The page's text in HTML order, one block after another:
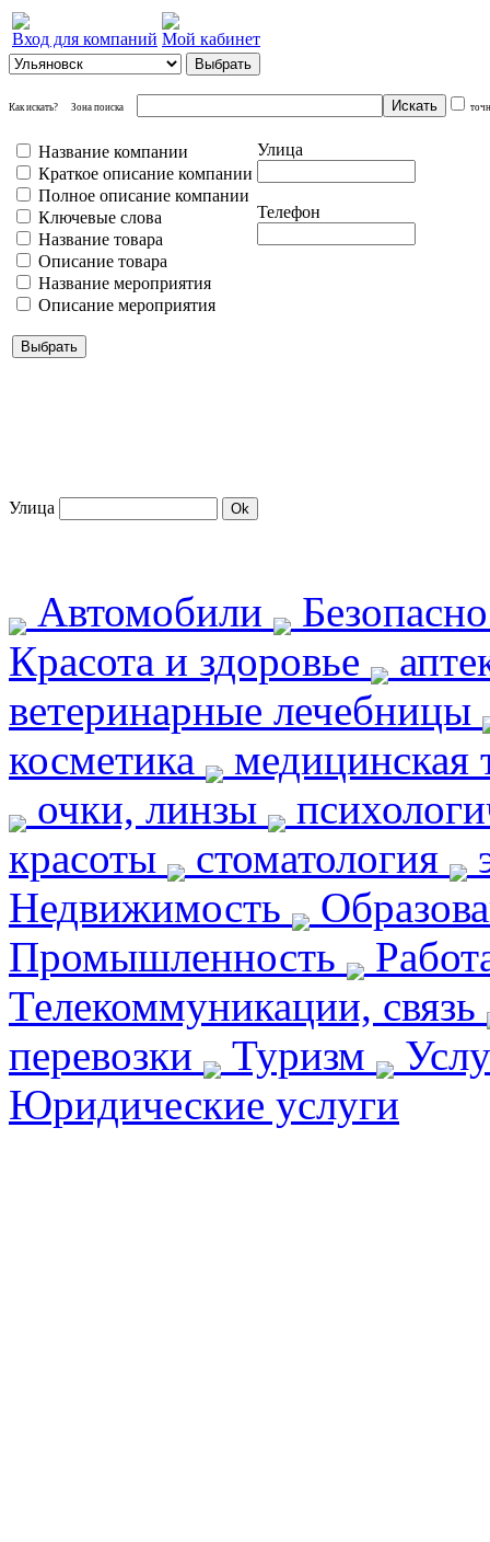
Вход для компаний Мой кабинет
Как искать? Зона поиска
Название компании
Краткое описание компании
Полное описание компании
Ключевые слова
Название товара
Описание товара
Название мероприятия
Описание мероприятия
Улица
Телефон
Улица
Автомобили
Красота и здоровье
ветеринарные лечебницы
косметика
медицинская
очки, линзы
красоты
стоматология
Недвижимость
Промышленность
Телекоммуникации, связь
перевозки
Туризм
Юридические услуги